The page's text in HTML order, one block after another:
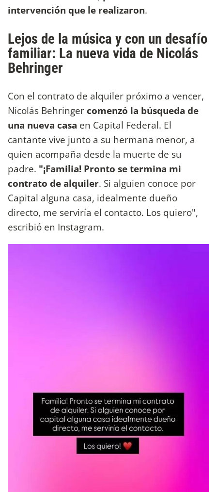
intervención que le realizaron.
Lejos de la música y con un desafío
familiar: La nueva vida de Nicolás
Behringer
Con el contrato de alquiler próximo a vencer,
Nicolás Behringer comenzó la búsqueda de
una nueva casa en Capital Federal. El
cantante vive junto a su hermana menor, a
quien acompaña desde la muerte de su
padre. "¡Familia! Pronto se termina mi
contrato de alquiler. Si alguien conoce por
Capital alguna casa, idealmente dueño
directo, me serviría el contacto. Los quiero",
escribió en Instagram.